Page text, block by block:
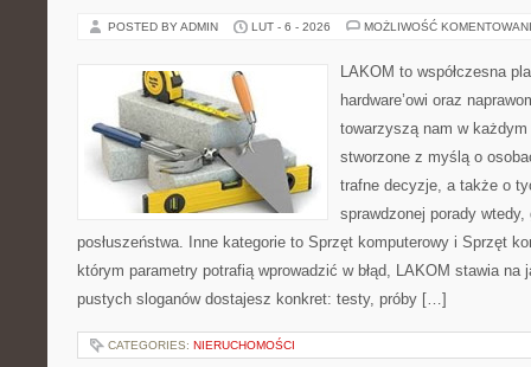
POSTED BY ADMIN LUT - 6 - 2026 MOŻLIWOŚĆ
LAKOM to współczesna
hardware’owi oraz
towarzyszą nam w
stworzone z myślą o
trafne decyzje, a także o
sprawdzonej porady
posłuszeństwa. Inne kategorie to Sprzęt komputerowy i Sprzęt
którym parametry potrafią wprowadzić w błąd, LAKOM stawia
pustych sloganów dostajesz konkret: testy, próby […]
CATEGORIES: NIERUCHOMOŚCI